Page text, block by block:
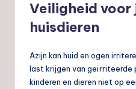
Veiligheid voor
huisdieren
Azijn kan huid en ogen
last krijgen van geïrriteerde
kinderen en dieren niet op